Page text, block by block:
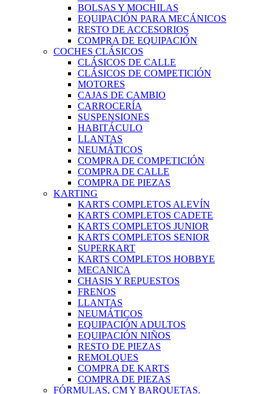
BOLSAS Y MOCHILAS
EQUIPACIÓN PARA MECÁNICOS
RESTO DE ACCESORIOS
COMPRA DE EQUIPACIÓN
COCHES CLÁSICOS
CLÁSICOS DE CALLE
CLÁSICOS DE COMPETICIÓN
MOTORES
CAJAS DE CAMBIO
CARROCERÍA
SUSPENSIONES
HABITÁCULO
LLANTAS
NEUMÁTICOS
COMPRA DE COMPETICIÓN
COMPRA DE CALLE
COMPRA DE PIEZAS
KARTING
KARTS COMPLETOS ALEVÍN
KARTS COMPLETOS CADETE
KARTS COMPLETOS JUNIOR
KARTS COMPLETOS SENIOR
SUPERKART
KARTS COMPLETOS HOBBYE
MECANICA
CHASIS Y REPUESTOS
FRENOS
LLANTAS
NEUMÁTICOS
EQUIPACIÓN ADULTOS
EQUIPACIÓN NIÑOS
RESTO DE PIEZAS
REMOLQUES
COMPRA DE KARTS
COMPRA DE PIEZAS
FÓRMULAS, CM Y BARQUETAS.